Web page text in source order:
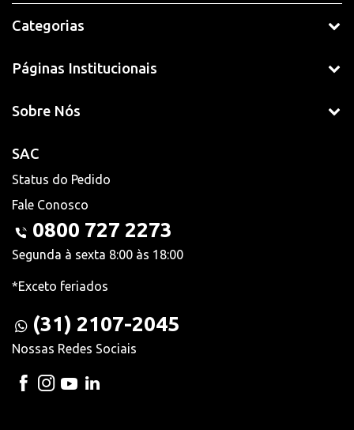
Categorias
Páginas Institucionais
Sobre Nós
SAC
Status do Pedido
Fale Conosco
0800 727 2273
Segunda à sexta 8:00 às 18:00
*Exceto feriados
(31) 2107-2045
Nossas Redes Sociais